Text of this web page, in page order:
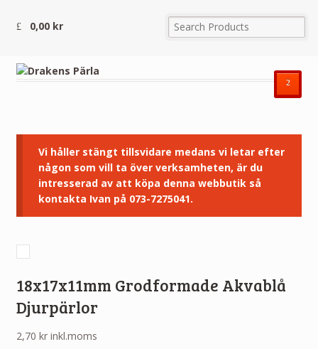
0,00 kr
²
Vi håller stängt tillsvidare medans vi letar efter
någon som vill ta över verksamheten, är du
intresserad av att köpa denna webbutik så
kontakta Ivan på 073-7275041.
18x17x11mm Grodformade Akvablå
Djurpärlor
2,70 kr inkl.moms